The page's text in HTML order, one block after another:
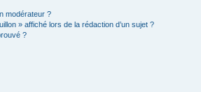
modérateur ?
» affiché lors de la rédaction d’un sujet ?
?